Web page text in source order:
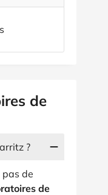
de
?
pas de
de